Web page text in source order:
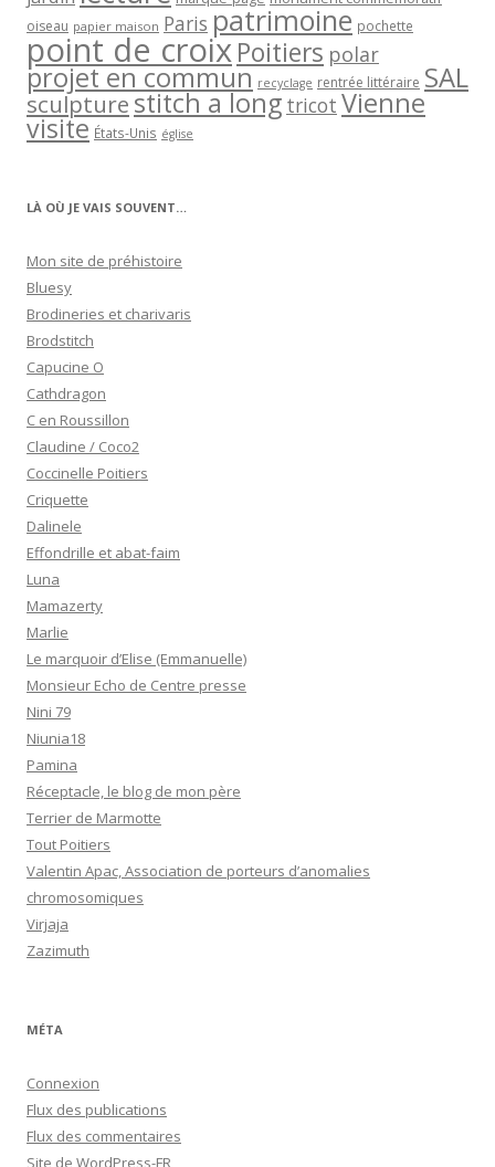
oiseau papier maison Paris patrimoine pochette
point de croixPoitiers polar
projet en commun recyclage rentrée littéraire SAL
sculpturestitch a long tricot Vienne
visite États-Unis église
LÀ OÙ JE VAIS SOUVENT…
Mon site de préhistoire
Bluesy
Brodineries et charivaris
Brodstitch
Capucine O
Cathdragon
C en Roussillon
Claudine / Coco2
Coccinelle Poitiers
Criquette
Dalinele
Effondrille et abat-faim
Luna
Mamazerty
Marlie
Le marquoir d’Elise (Emmanuelle)
Monsieur Echo de Centre presse
Nini 79
Niunia18
Pamina
Réceptacle, le blog de mon père
Terrier de Marmotte
Tout Poitiers
Valentin Apac, Association de porteurs d’anomalies
chromosomiques
Virjaja
Zazimuth
MÉTA
Connexion
Flux des publications
Flux des commentaires
Site de WordPress-FR